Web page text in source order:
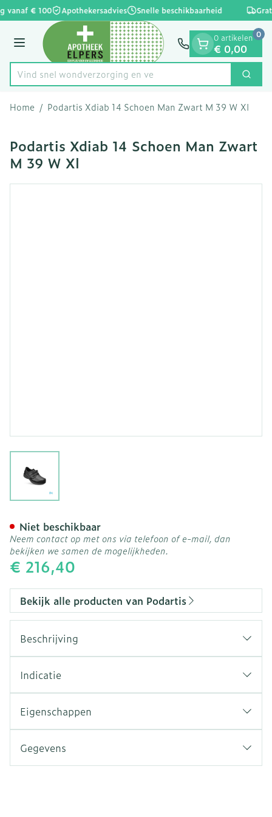
Ga naar de inhoud
1 van 1
vanaf € 100 Apothekersadvies Snelle beschikbaarheid
Menu
Product, merk, categorie...
Vind snel wondverzorgi Zoek
0 artikelen
€ 0,00
0
Home / Podartis Xdiab 14 Schoen Man Zwart M 39 W Xl
Podartis Xdiab 14 Schoen Man Zwart
M 39 W Xl
€ 216,40
Niet beschikbaar
Neem contact op met ons via telefoon of e-mail, dan
bekijken we samen de mogelijkheden.
Bekijk alle producten van Podartis
Beschrijving
Indicatie
Comfortschoen voor diabetespatiënten met
voetvervormingen, instabiliteit,…
Eigenschappen
Weefsel: Flex-Pell®
Wijdte: XL
Kleur: Zwart
Gegevens